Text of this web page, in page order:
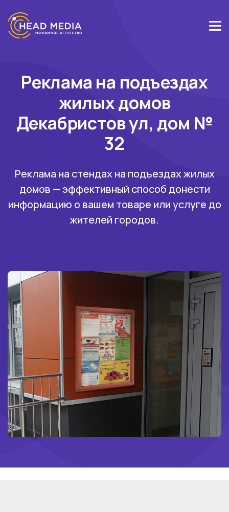
Реклама на подъездах
жилых домов
Декабристов ул, дом №
32
Реклама на стендах на подъездах жилых
домов — эффективный способ донести
информацию о вашем товаре или услуге до
жителей городов.